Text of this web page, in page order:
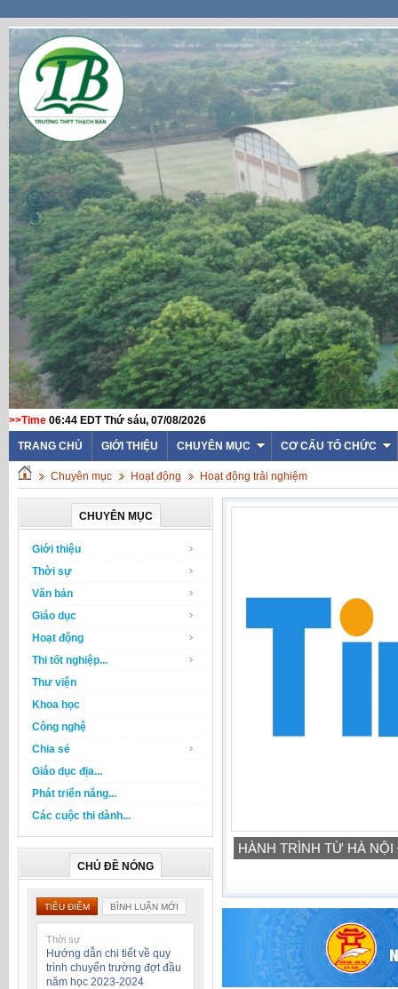
>>Time 06:44 EDT Thứ sáu, 07/08/2026
TRANG CHỦ GIỚI THIỆU CHUYÊN MỤC CƠ CẤU TỔ CHỨC
Chuyên mục Hoạt động Hoạt động trải nghiệm
CHUYÊN MỤC
Giới thiệu
Thời sự
Văn bản
Giáo dục
Hoạt động
Thi tốt nghiệp...
Thư viện
Khoa học
Công nghệ
Chia sẻ
Giáo dục địa...
Phát triển năng...
Các cuộc thi dành...
CHỦ ĐỀ NÓNG
TIÊU ĐIỂM BÌNH LUẬN MỚI
Thời sự
Hướng dẫn chi tiết về quy
trình chuyển trường đợt đầu
năm học 2023-2024
HÀNH TRÌNH TỪ HÀ